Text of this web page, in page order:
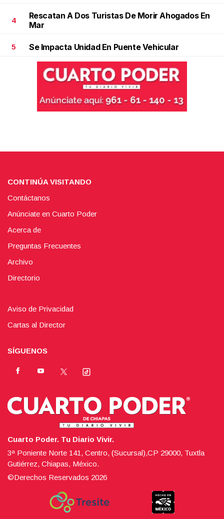
4
Rescatan A Dos Turistas De Morir Ahogados En
Mar
5 Se Impacta Unidad En Puente Vehicular
CONTINÚA VISITANDO
Contáctanos
Anúnciate en Cuarto Poder
Acerca de
Preguntas Frecuentes
Archivo
Directorio
Aviso de Privacidad
Cartas al Director
SÍGUENOS
Cuarto Poder. Tu Diario Vivir.
3ª Poniente Norte 141, Centro, (Sucursal),CP 29000, Tuxtla
Gutiérrez, Chiapas, México.
©Derechos Reservados 2026